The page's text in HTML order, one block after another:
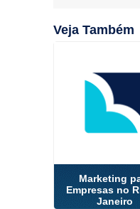
Veja Também
Marketing
Empresas no
Janeiro